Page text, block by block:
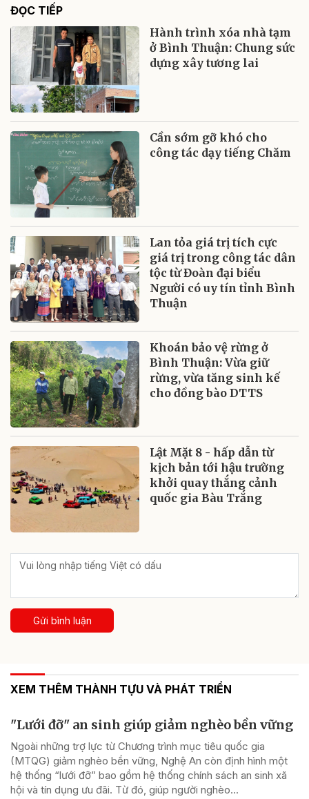
ĐỌC TIẾP
Hành trình xóa nhà tạm
ở Bình Thuận: Chung sức
dựng xây tương lai
Cần sớm gỡ khó cho
công tác dạy tiếng Chăm
Lan tỏa giá trị tích cực
giá trị trong công tác dân
tộc từ Đoàn đại biểu
Người có uy tín tỉnh Bình
Thuận
Khoán bảo vệ rừng ở
Bình Thuận: Vừa giữ
rừng, vừa tăng sinh kế
cho đồng bào DTTS
Lật Mặt 8 - hấp dẫn từ
kịch bản tới hậu trường
khởi quay thắng cảnh
quốc gia Bàu Trắng
Gửi bình luận
XEM THÊM THÀNH TỰU VÀ PHÁT TRIỂN
"Lưới đỡ" an sinh giúp giảm nghèo bền vững
Ngoài những trợ lực từ Chương trình mục tiêu quốc gia
(MTQG) giảm nghèo bền vững, Nghệ An còn định hình một
hệ thống “lưới đỡ” bao gồm hệ thống chính sách an sinh xã
hội và tín dụng ưu đãi. Từ đó, giúp người nghèo...